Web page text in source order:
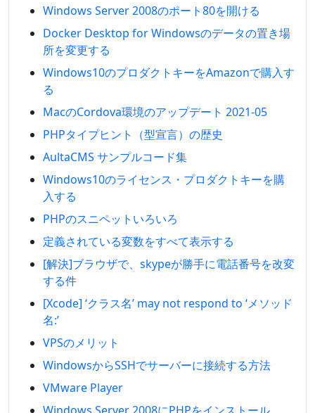
Windows Server 2008のポート80を開ける
Docker Desktop for Windowsのデータの置き場
所を変更する
Windows10のプロダクトキーをAmazonで購入す
る
MacのCordova環境のアップデート 2021-05
PHPタイプヒント（型宣言）の歴史
AultaCMS サンプルコード集
Windows10のライセンス・プロダクトキーを購
入する
PHPのスニペットいろいろ
定義されている変数をすべて表示する
[解決]ブラウザで、skypeが勝手に電話番号を改変
する件
[Xcode] ‘クラス名’ may not respond to ‘メソッド
名:’
VPSのメリット
WindowsからSSHでサーバーに接続する方法
VMware Player